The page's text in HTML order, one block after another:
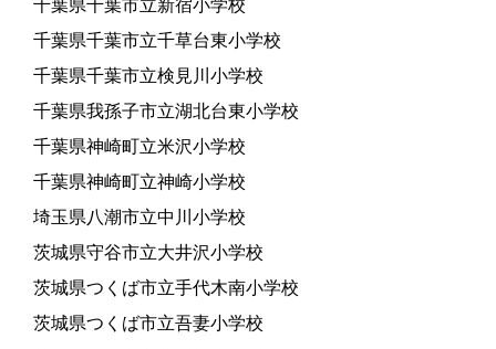
千葉県千葉市立新宿小学校
千葉県千葉市立千草台東小学校
千葉県千葉市立検見川小学校
千葉県我孫子市立湖北台東小学校
千葉県神崎町立米沢小学校
千葉県神崎町立神崎小学校
埼玉県八潮市立中川小学校
茨城県守谷市立大井沢小学校
茨城県つくば市立手代木南小学校
茨城県つくば市立吾妻小学校